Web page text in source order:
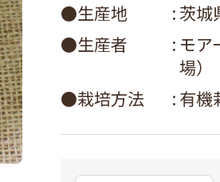
●生産地
茨城
●生産者
モア
場）
●栽培方法
有機